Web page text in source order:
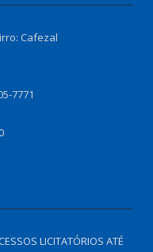
Cafezal
7771
LICITATÓRIOS ATÉ